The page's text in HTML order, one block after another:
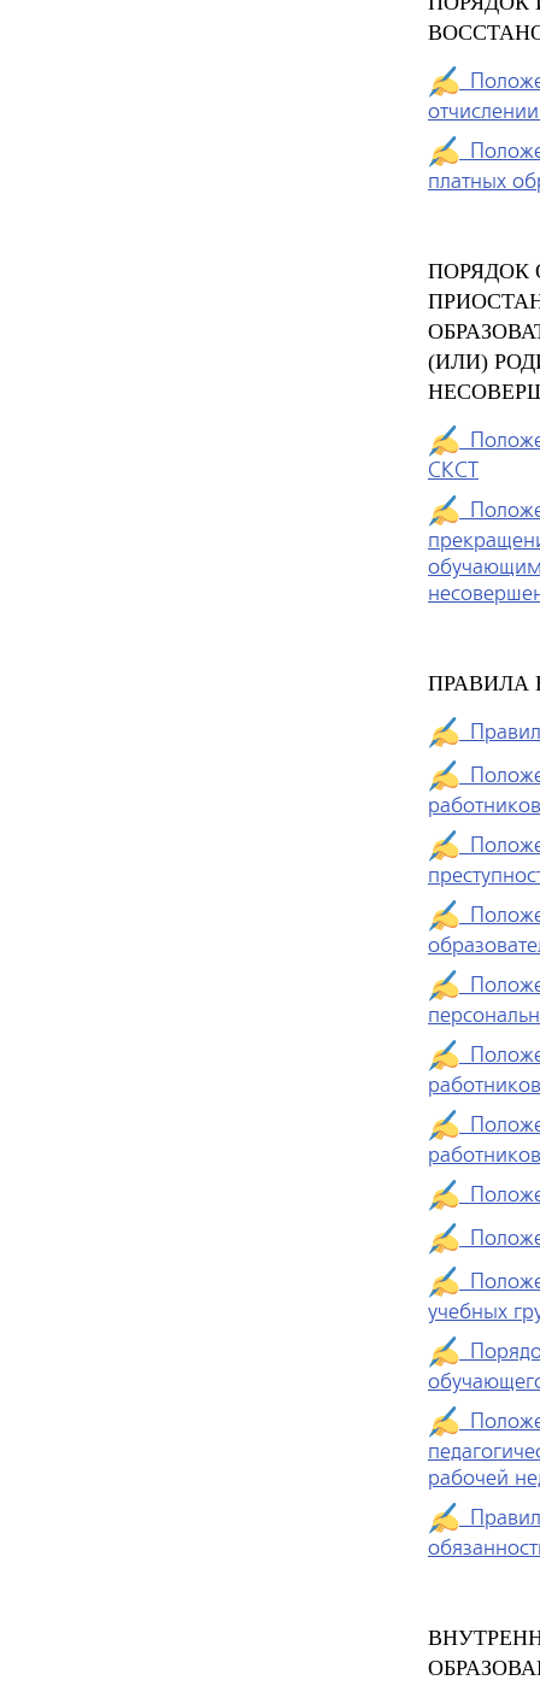
платных
ПОРЯДОК
(ИЛИ)
СКСТ
ПРАВИЛА
работников
учебных
рабочей